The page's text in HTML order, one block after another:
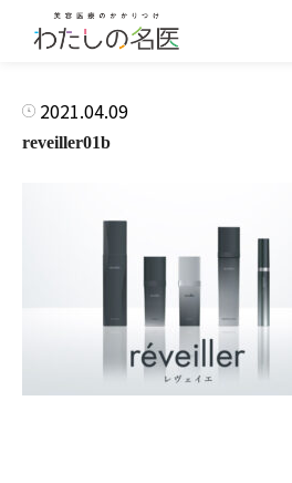
2021.04.09
reveiller01b